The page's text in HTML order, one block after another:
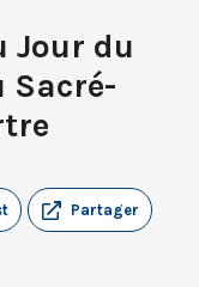
Jour du
Sacré-
Partager